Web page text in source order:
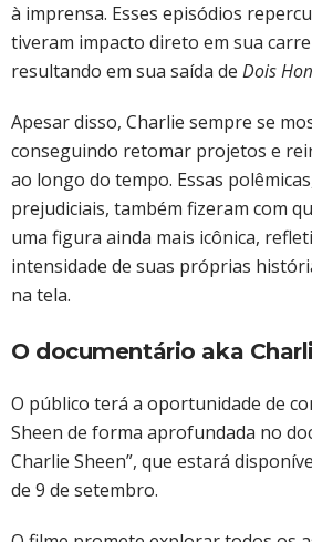
à imprensa. Esses episódios
tiveram impacto direto em sua
resultando em sua saída de Dois
Apesar disso, Charlie sempre se
conseguindo retomar projetos e
ao longo do tempo. Essas
prejudiciais, também fizeram com
uma figura ainda mais icônica,
intensidade de suas próprias
na tela.
O documentário aka
O público terá a oportunidade de
Sheen de forma aprofundada no
Charlie Sheen”, que estará
de 9 de setembro.